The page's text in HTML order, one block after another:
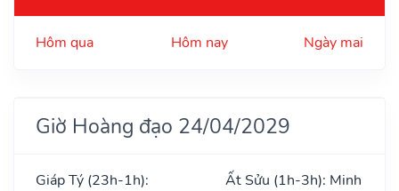
Hôm qua Hôm nay Ngày mai
Giờ Hoàng đạo 24/04/2029
Giáp Tý (23h-1h):
Ất Sửu (1h-3h): Minh